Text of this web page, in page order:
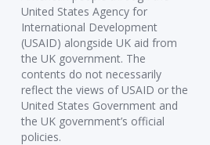
United States Agency for
International Development
(USAID) alongside UK aid from
the UK government. The
contents do not necessarily
reflect the views of USAID or the
United States Government and
the UK government’s official
policies.